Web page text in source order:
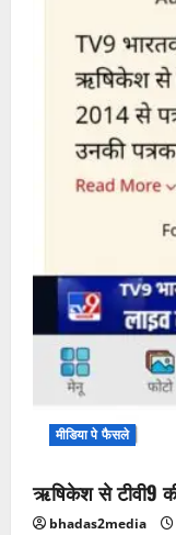
मीडिया पे फैसले
ऋषिकेश से टीवी9
bhadas2media